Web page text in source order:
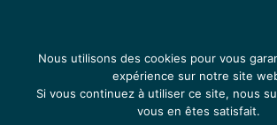
Nous utilisons des cookies pour vous
expérience sur notre site
Si vous continuez à utiliser ce site, nous
vous en êtes satisfait.